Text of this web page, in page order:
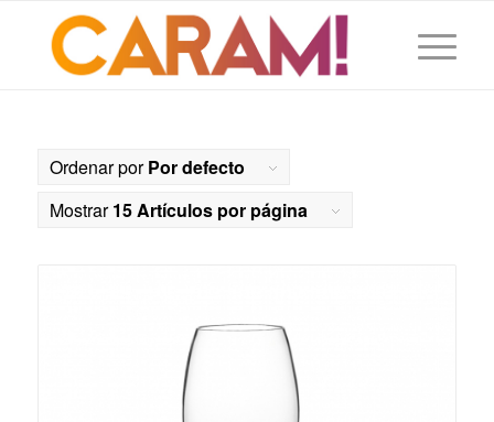
Ordenar porPor defecto
Mostrar15 Artículos por página